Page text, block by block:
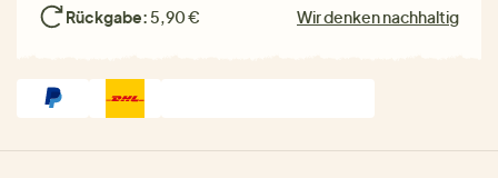
Rückgabe: 5,90 € Wir denken nachhaltig